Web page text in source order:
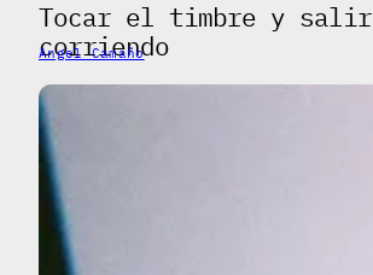
Tocar el timbre y salir
corriendo
Angel Camaño